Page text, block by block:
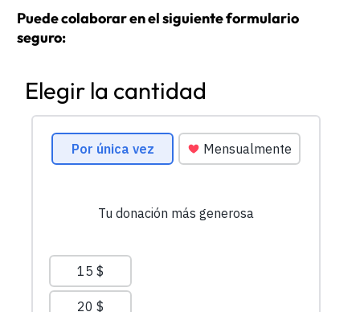
Puede colaborar en el siguiente formulario
seguro:
Elegir la cantidad